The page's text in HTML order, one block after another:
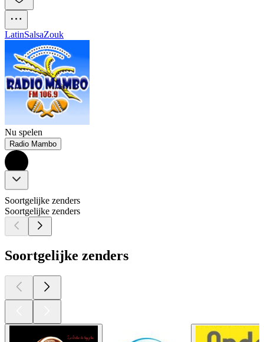
LatinSalsaZouk
Nu spelen
Radio Mambo
Soortgelijke zenders
Soortgelijke zenders
Soortgelijke zenders